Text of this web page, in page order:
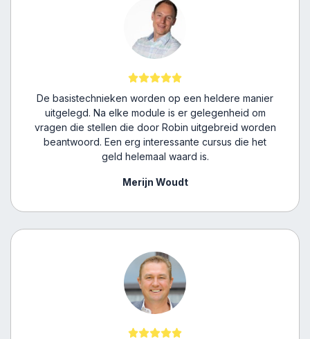
De basistechnieken worden op een heldere manier
uitgelegd. Na elke module is er gelegenheid om
vragen die stellen die door Robin uitgebreid worden
beantwoord. Een erg interessante cursus die het
geld helemaal waard is.
Merijn Woudt